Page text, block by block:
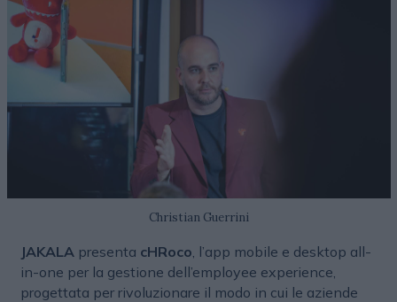
Christian Guerrini
JAKALA presenta cHRoco , l’app mobile e desktop all-
in-one per la gestione dell’employee experience,
progettata per rivoluzionare il modo in cui le aziende